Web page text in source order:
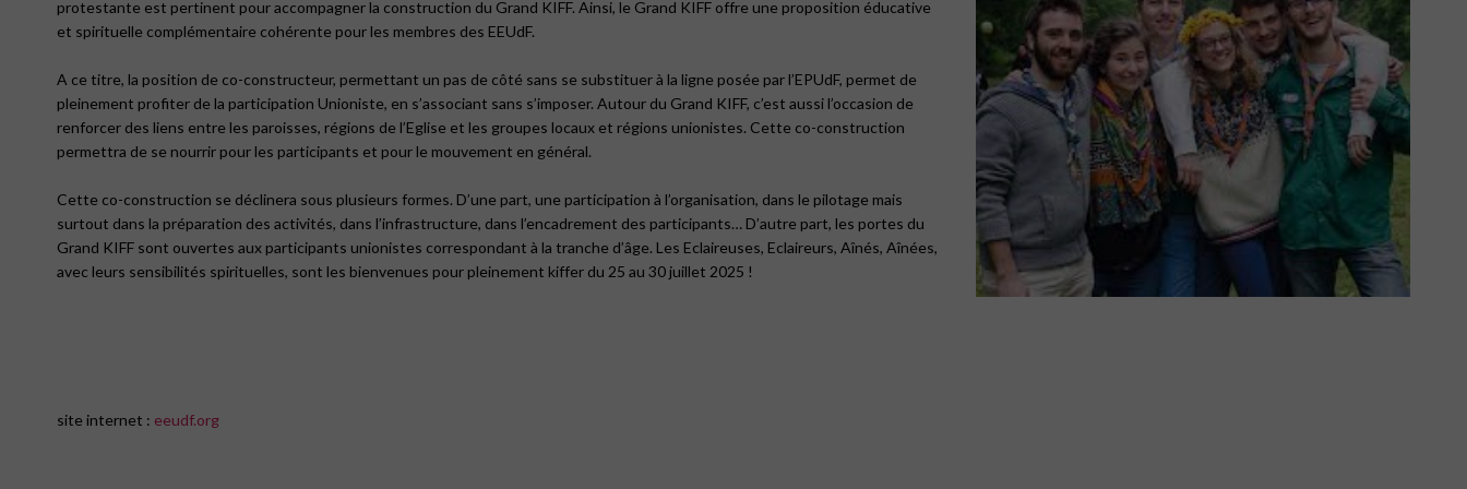
protestante est pertinent pour accompagner la construction du Grand KIFF. Ainsi, le Grand KIFF offre une proposition éducative
et spirituelle complémentaire cohérente pour les membres des EEUdF.
A ce titre, la position de co-constructeur, permettant un pas de côté sans se substituer à la ligne posée par l’EPUdF, permet de
pleinement profiter de la participation Unioniste, en s’associant sans s’imposer. Autour du Grand KIFF, c’est aussi l’occasion de
renforcer des liens entre les paroisses, régions de l’Eglise et les groupes locaux et régions unionistes. Cette co-construction
permettra de se nourrir pour les participants et pour le mouvement en général.
Cette co-construction se déclinera sous plusieurs formes. D’une part, une participation à l’organisation, dans le pilotage mais
surtout dans la préparation des activités, dans l’infrastructure, dans l’encadrement des participants… D’autre part, les portes du
Grand KIFF sont ouvertes aux participants unionistes correspondant à la tranche d’âge. Les Eclaireuses, Eclaireurs, Aînés, Aînées,
avec leurs sensibilités spirituelles, sont les bienvenues pour pleinement kiffer du 25 au 30 juillet 2025 !
site internet : eeudf.org